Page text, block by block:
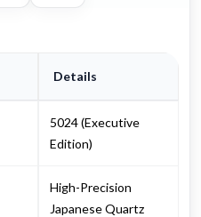
Details
5024 (Executive
Edition)
High-Precision
Japanese Quartz